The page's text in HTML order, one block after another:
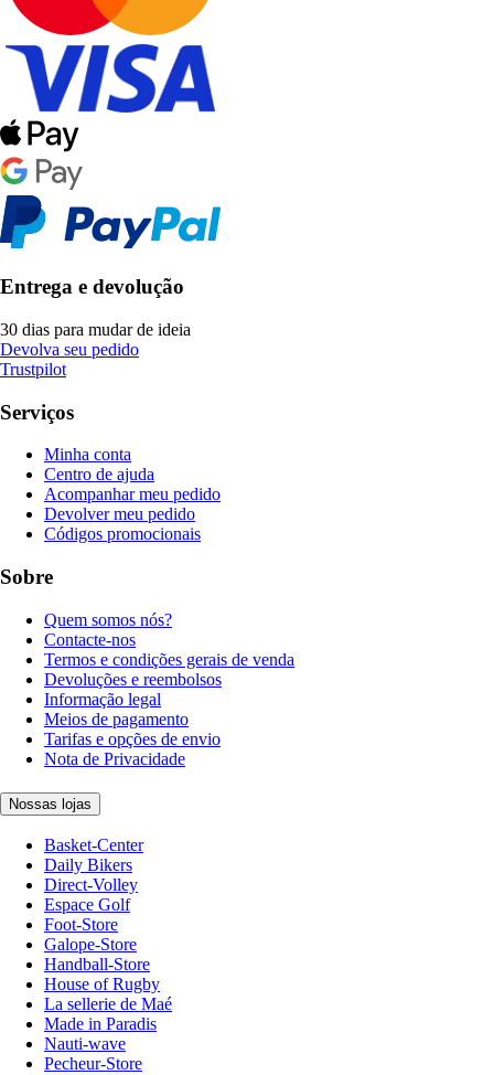
Entrega e devolução
30 dias para mudar de ideia
Devolva seu pedido
Trustpilot
Serviços
Minha conta
Centro de ajuda
Acompanhar meu pedido
Devolver meu pedido
Códigos promocionais
Sobre
Quem somos nós?
Contacte-nos
Termos e condições gerais de venda
Devoluções e reembolsos
Informação legal
Meios de pagamento
Tarifas e opções de envio
Nota de Privacidade
Nossas lojas
Basket-Center
Daily Bikers
Direct-Volley
Espace Golf
Foot-Store
Galope-Store
Handball-Store
House of Rugby
La sellerie de Maé
Made in Paradis
Nauti-wave
Pecheur-Store